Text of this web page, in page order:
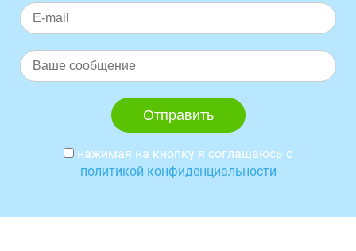
нажимая на кнопку я соглашаюсь с
политикой конфиденциальности